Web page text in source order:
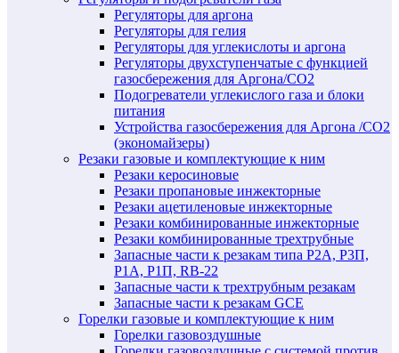
Регуляторы для аргона
Регуляторы для гелия
Регуляторы для углекислоты и аргона
Регуляторы двухступенчатые c функцией
газосбережения для Аргона/СО2
Подогреватели углекислого газа и блоки
питания
Устройства газосбережения для Аргона /СО2
(экономайзеры)
Резаки газовые и комплектующие к ним
Резаки керосиновые
Резаки пропановые инжекторные
Резаки ацетиленовые инжекторные
Резаки комбинированные инжекторные
Резаки комбинированные трехтрубные
Запасные части к резакам типа Р2А, Р3П,
Р1А, Р1П, RB-22
Запасные части к трехтрубным резакам
Запасные части к резакам GCE
Горелки газовые и комплектующие к ним
Горелки газовоздушные